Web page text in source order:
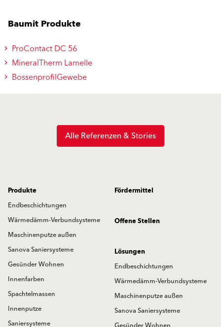
Baumit Produkte
ProContact DC 56
MineralTherm Lamelle
BossenprofilGewebe
Alle Referenzen & Stories
Produkte
Endbeschichtungen
Wärmedämm-Verbundsysteme
Maschinenputze außen
Sanova Saniersysteme
Gesünder Wohnen
Innenfarben
Spachtelmassen
Innenputze
Saniersysteme
Fördermittel
Offene Stellen
Lösungen
Endbeschichtungen
Wärmedämm-Verbundsysteme
Maschinenputze außen
Sanova Saniersysteme